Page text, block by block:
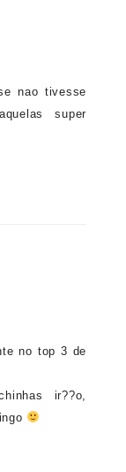
nao tivesse
super
no top 3 de
ir??o,